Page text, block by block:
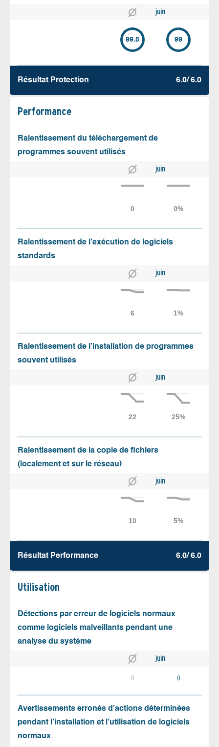
juin
99.8 99
Résultat Protection 6.0/ 6.0
Performance
Ralentissement du téléchargement de
programmes souvent utilisés
juin
Ralentissement de l’exécution de logiciels
standards
juin
Ralentissement de l’installation de programmes
souvent utilisés
juin
Ralentissement de la copie de fichiers
(localement et sur le réseau)
juin
Résultat Performance 6.0/ 6.0
Utilisation
Détections par erreur de logiciels normaux
comme logiciels malveillants pendant une
analyse du système
juin
0 0
Avertissements erronés d’actions déterminées
pendant l’installation et l’utilisation de logiciels
normaux